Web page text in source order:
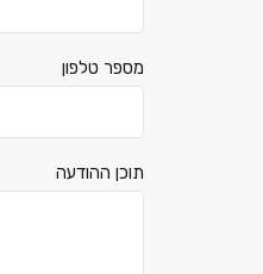
מספר טלפון
תוכן ההודעה